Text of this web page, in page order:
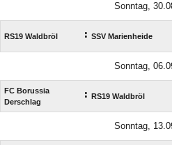
Sonntag,
RS19 Waldbröl : SSV Marienheide
Sonntag,
FC Borussia
Derschlag
: RS19 Waldbröl
Sonntag,